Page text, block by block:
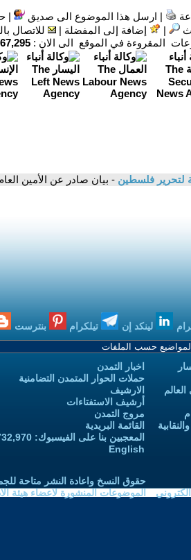
| ارسل هذا الموضوع الى صديق |
| إضافة إلى المفضلة |
للاتصال
المقروءة في الموقع الى الان :
لتحرير فلسطين - بيان صادر عن الأمين
لينكد إن تيلكرام بنترست
اخبار التمدن
حملات الحوار المتمدن التضامنية
الارشيف
أرشيف الاستفتاءات
مروج التمدن
القائمة البريدية
المعجبين بنا على الفيسبوك: 3,732,970
English
حقوق النسخ واعادة النشر متاحة
الموضوعات المنشورة لاعضاء هيئة